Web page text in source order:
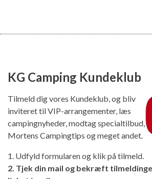
KG Camping Kundeklub
Tilmeld dig vores Kundeklub, og bliv
inviteret til VIP-arrangementer, læs
campingnyheder, modtag specialtilbud,
Mortens Campingtips og meget andet.
1. Udfyld formularen og klik på tilmeld.
2. Tjek din mail og bekræft